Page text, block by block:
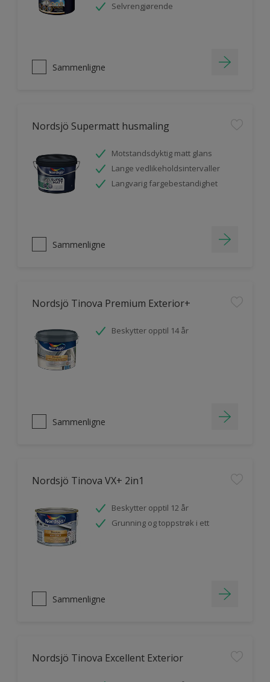
Selvrengjørende
Sammenligne
Nordsjö Supermatt husmaling
Motstandsdyktig matt glans
Lange vedlikeholdsintervaller
Langvarig fargebestandighet
Sammenligne
Nordsjö Tinova Premium Exterior+
Beskytter opptil 14 år
Sammenligne
Nordsjö Tinova VX+ 2in1
Beskytter opptil 12 år
Grunning og toppstrøk i ett
Sammenligne
Nordsjö Tinova Excellent Exterior